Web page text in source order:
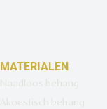
MATERIALEN
Naadloos behang
Akoestisch behang